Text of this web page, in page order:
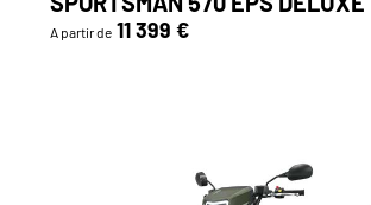
A partir de 11 399 €